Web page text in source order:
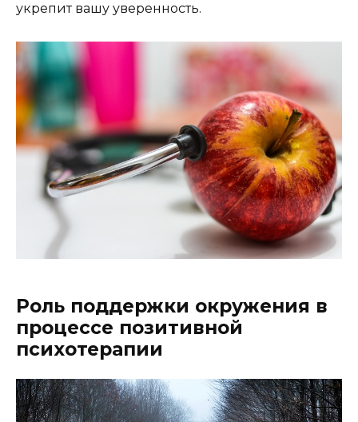
укрепит вашу уверенность.
Роль поддержки окружения в
процессе позитивной
психотерапии